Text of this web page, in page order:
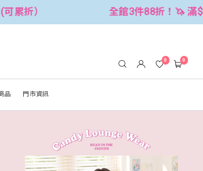
！🦄 滿$2500折$300 (可累折）
品 門市資訊
0 0